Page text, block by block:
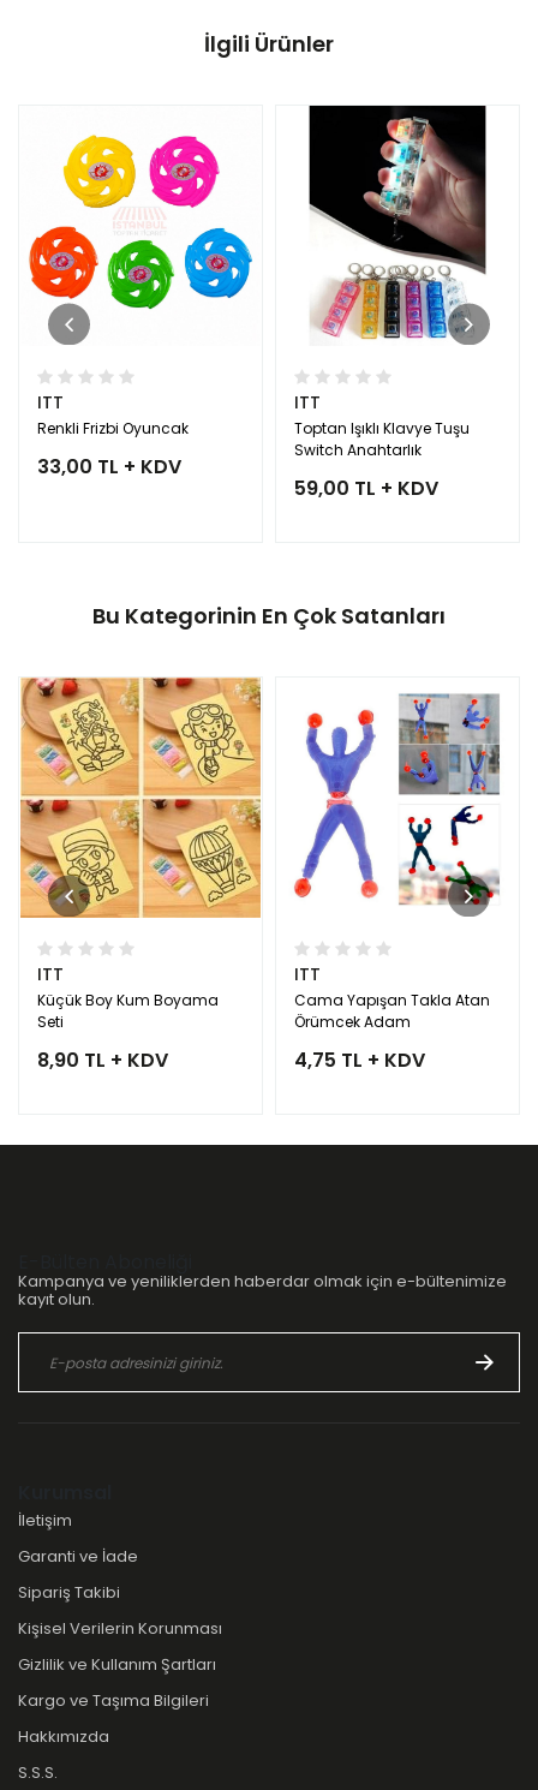
İlgili Ürünler
ITT
Renkli Frizbi Oyuncak
33,00 TL + KDV
ITT
Toptan Işıklı Klavye Tuşu
Switch Anahtarlık
59,00 TL + KDV
Bu Kategorinin En Çok Satanları
ITT
Küçük Boy Kum Boyama
Seti
8,90 TL + KDV
ITT
Cama Yapışan Takla Atan
Örümcek Adam
4,75 TL + KDV
Kampanya ve yeniliklerden haberdar olmak için e-bültenimize
kayıt olun.
İletişim
Garanti ve İade
Sipariş Takibi
Kişisel Verilerin Korunması
Gizlilik ve Kullanım Şartları
Kargo ve Taşıma Bilgileri
Hakkımızda
S.S.S.